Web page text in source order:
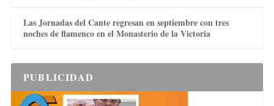
Las Jornadas del Cante regresan en septiembre con tres
noches de flamenco en el Monasterio de la Victoria
PUBLICIDAD